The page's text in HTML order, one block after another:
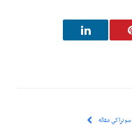
Pinterest
LinkedIn
سونراکي مقاله